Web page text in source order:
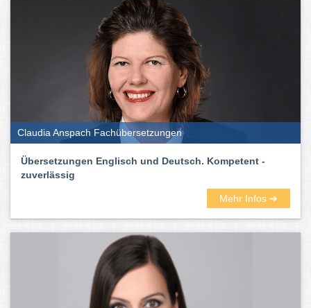
Claudia Anspach Fachübersetzungen
Übersetzungen Englisch und Deutsch. Kompetent -
zuverlässig
Mehr Infos ➜